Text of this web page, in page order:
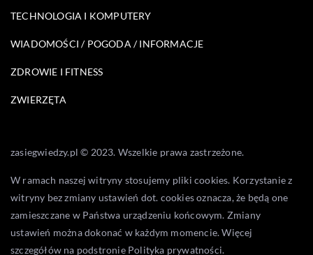
TECHNOLOGIA I KOMPUTERY
WIADOMOŚCI / POGODA / INFORMACJE
ZDROWIE I FITNESS
ZWIERZĘTA
zasiegwiedzy.pl © 2023. Wszelkie prawa zastrzeżone.
W ramach naszej witryny stosujemy pliki cookies. Korzystanie z
witryny bez zmiany ustawień dot. cookies oznacza, że będą one
zamieszczane w Państwa urządzeniu końcowym. Zmiany
ustawień można dokonać w każdym momencie. Więcej
szczegółów na podstronie Polityka prywatności.